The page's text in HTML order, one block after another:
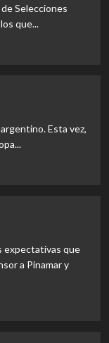
Selecciones
que...
Esta vez,
expectativas que
a Pinamar y